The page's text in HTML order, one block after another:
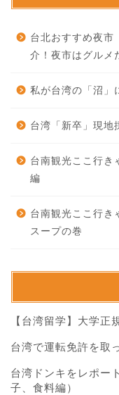
台北おすすめ夜市
介！夜市はグルメ
私が台湾の「沼」
台湾「新卒」現地
台南観光ここ行き
編
台南観光ここ行き
スープの巻
【台湾留学】大学正
台湾で運転免許を取
台湾ドンキをレポー
子、食料編）